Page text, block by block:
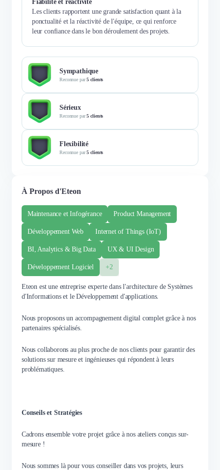
Fiabilité et réactivité
Les clients rapportent une grande satisfaction quant à la
ponctualité et la réactivité de l'équipe, ce qui renforce
leur confiance dans le bon déroulement des projets.
Sympathique
Reconnue par5 clients
Sérieux
Reconnue par5 clients
Flexibilité
Reconnue par5 clients
À Propos d'Eteon
Maintenance et Infogérance Product Management
Développement Web Internet of Things (IoT)
BI, Analytics & Big Data UX & UI Design
Développement Logiciel +2
Eteon est une entreprise experte dans l'architecture de Systèmes
d'Informations et le Développement d'applications.
Nous proposons un accompagnement digital complet grâce à nos
partenaires spécialisés.
Nous collaborons au plus proche de nos clients pour garantir des
solutions sur mesure et ingénieuses qui répondent à leurs
problématiques.
Conseils et Stratégies
Cadrons ensemble votre projet grâce à nos ateliers conçus sur-
mesure !
Nous sommes là pour vous conseiller dans vos projets, leurs